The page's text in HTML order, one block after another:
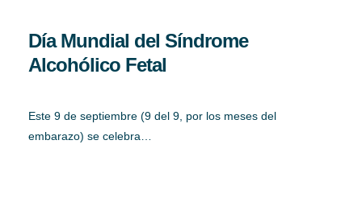
Día Mundial del Síndrome
Alcohólico Fetal
Este 9 de septiembre (9 del 9, por los meses del
embarazo) se celebra…